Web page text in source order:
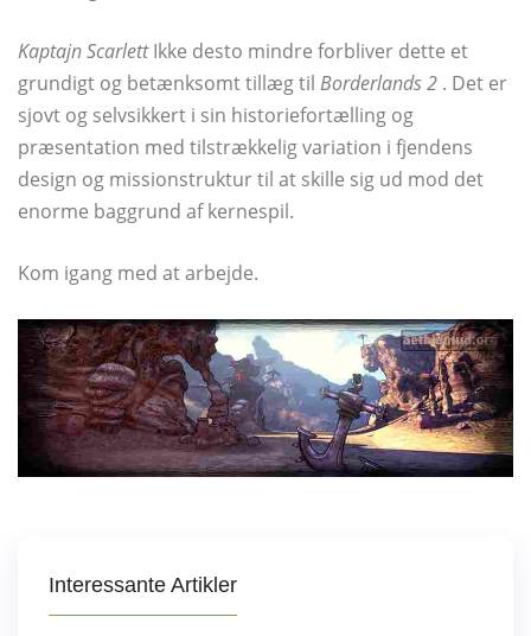
Kaptajn ScarlettIkke desto mindre forbliver dette et
grundigt og betænksomt tillæg til Borderlands 2 . Det er
sjovt og selvsikkert i sin historiefortælling og
præsentation med tilstrækkelig variation i fjendens
design og missionstruktur til at skille sig ud mod det
enorme baggrund af kernespil.
Kom igang med at arbejde.
Interessante Artikler